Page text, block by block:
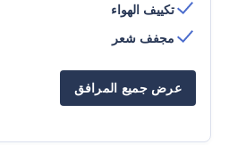
تكييف الهواء
مجفف شعر
عرض جميع المرافق